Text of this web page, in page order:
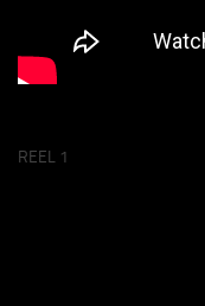
REEL 1